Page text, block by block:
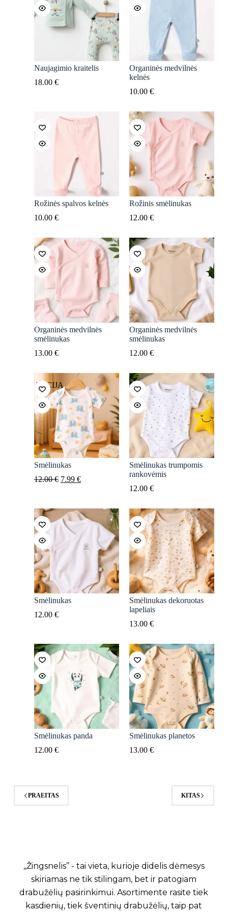
Naujagimio kraitelis
18.00 €
Organinės medvilnės
kelnės
10.00 €
Rožinės spalvos kelnės
10.00 €
Rožinis smėlinukas
12.00 €
Organinės medvilnės
smėlinukas
13.00 €
Organinės medvilnės
smėlinukas
12.00 €
AKCIJA
Smėlinukas
12.00€ Original
7.99 €Current
Smėlinukas trumpomis
rankovėmis
12.00 €
Smėlinukas
12.00 €
Smėlinukas dekoruotas
lapeliais
13.00 €
Smėlinukas panda
12.00 €
Smėlinukas planetos
13.00 €
PRAEITAS KITAS
,,Žingsnelis’’ - tai vieta, kurioje didelis dėmesys
skiriamas ne tik stilingam, bet ir patogiam
drabužėlių pasirinkimui. Asortimente rasite tiek
kasdienių, tiek šventinių drabužėlių, taip pat